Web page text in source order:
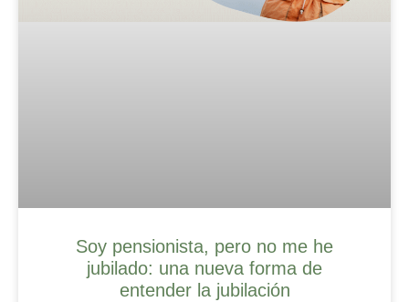
Soy pensionista, pero no me he
jubilado: una nueva forma de
entender la jubilación